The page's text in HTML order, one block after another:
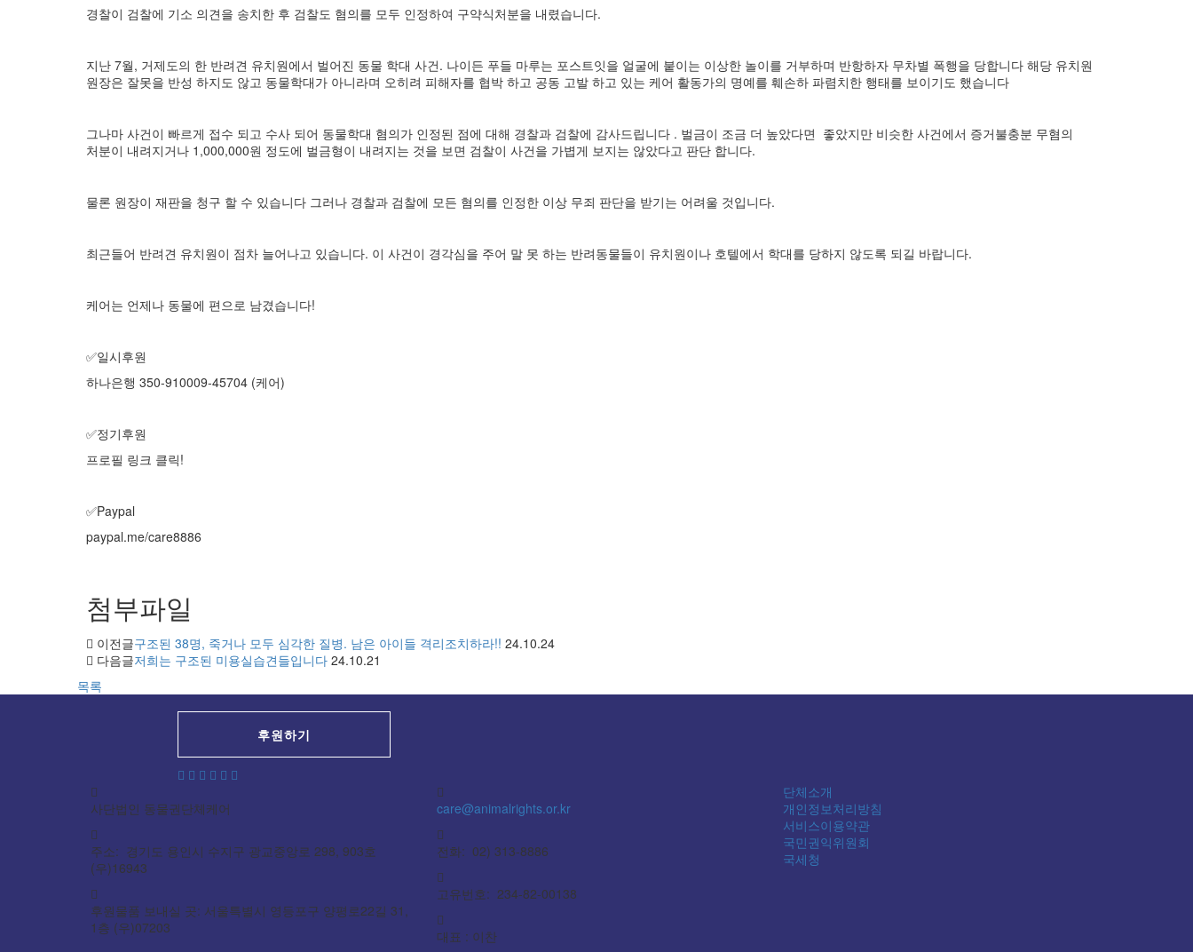
경찰이 검찰에 기소 의견을 송치한 후 검찰도 혐의를 모두 인정하여 구약식처분을 내렸습니다.
지난 7월, 거제도의 한 반려견 유치원에서 벌어진 동물 학대 사건. 나이든 푸들 마루는 포스트잇을 얼굴에 붙이는 이상한 놀이를 거부하며 반항하자 무차별 폭행을 당합니다 해당 유치원
원장은 잘못을 반성 하지도 않고 동물학대가 아니라며 오히려 피해자를 협박 하고 공동 고발 하고 있는 케어 활동가의 명예를 훼손하 파렴치한 행태를 보이기도 했습니다
그나마 사건이 빠르게 접수 되고 수사 되어 동물학대 혐의가 인정된 점에 대해 경찰과 검찰에 감사드립니다 . 벌금이 조금 더 높았다면 좋았지만 비슷한 사건에서 증거불충분 무혐의
처분이 내려지거나 1,000,000원 정도에 벌금형이 내려지는 것을 보면 검찰이 사건을 가볍게 보지는 않았다고 판단 합니다.
물론 원장이 재판을 청구 할 수 있습니다 그러나 경찰과 검찰에 모든 혐의를 인정한 이상 무죄 판단을 받기는 어려울 것입니다.
최근들어 반려견 유치원이 점차 늘어나고 있습니다. 이 사건이 경각심을 주어 말 못 하는 반려동물들이 유치원이나 호텔에서 학대를 당하지 않도록 되길 바랍니다.
케어는 언제나 동물에 편으로 남겼습니다!
✅일시후원
하나은행 350-910009-45704 (케어)
✅정기후원
프로필 링크 클릭!
✅Paypal
paypal.me/care8886
첨부파일
이전글구조된 38명, 죽거나 모두 심각한 질병. 남은 아이들 격리조치하라!! 24.10.24
다음글저희는 구조된 미용실습견들입니다 24.10.21
목록
후원하기
사단법인 동물권단체케어
주소: 경기도 용인시 수지구 광교중앙로 298, 903호
(우)16943
후원물품 보내실 곳: 서울특별시 영등포구 양평로22길 31,
1층 (우)07203
care@animalrights.or.kr
전화: 02) 313-8886
고유번호: 234-82-00138
대표 : 이찬
단체소개
개인정보처리방침
서비스이용약관
국민권익위원회
국세청